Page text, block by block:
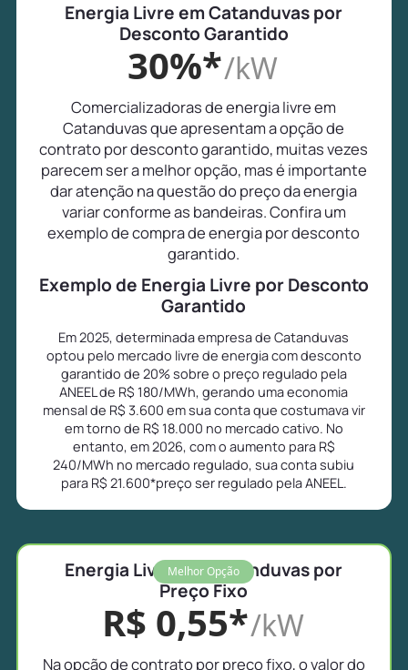
Energia Livre em Catanduvas por
Desconto Garantido
30%*/kW
Comercializadoras de energia livre em
Catanduvas que apresentam a opção de
contrato por desconto garantido, muitas vezes
parecem ser a melhor opção, mas é importante
dar atenção na questão do preço da energia
variar conforme as bandeiras. Confira um
exemplo de compra de energia por desconto
garantido.
Exemplo de Energia Livre por Desconto
Garantido
Em 2025, determinada empresa de Catanduvas
optou pelo mercado livre de energia com desconto
garantido de 20% sobre o preço regulado pela
ANEEL de R$ 180/MWh, gerando uma economia
mensal de R$ 3.600 em sua conta que costumava vir
em torno de R$ 18.000 no mercado cativo. No
entanto, em 2026, com o aumento para R$
240/MWh no mercado regulado, sua conta subiu
para R$ 21.600*preço ser regulado pela ANEEL.
Melhor Opção
Energia Livre em Catanduvas por
Preço Fixo
R$ 0,55*/kW
Na opção de contrato por preço fixo, o valor do